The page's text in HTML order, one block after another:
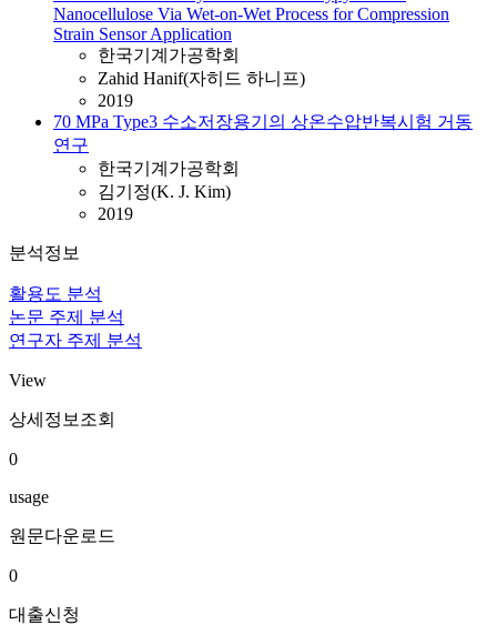
Nanocellulose Via Wet-on-Wet Process for Compression
Strain Sensor Application
한국기계가공학회
Zahid Hanif(자히드 하니프)
2019
70 MPa Type3 수소저장용기의 상온수압반복시험 거동
연구
한국기계가공학회
김기정(K. J. Kim)
2019
분석정보
활용도 분석
논문 주제 분석
연구자 주제 분석
View
상세정보조회
0
usage
원문다운로드
0
대출신청